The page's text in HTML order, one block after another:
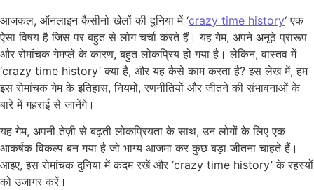
आजकल, ऑनलाइन कैसीनो खेलों की दुनिया में ‘crazy time history‘ एक
ऐसा विषय है जिस पर बहुत से लोग चर्चा करते हैं। यह गेम, अपने अनूठे प्रारूप
और रोमांचक गेमप्ले के कारण, बहुत लोकप्रिय हो गया है। लेकिन, वास्तव में
‘crazy time history’ क्या है, और यह कैसे काम करता है? इस लेख में, हम
इस रोमांचक गेम के इतिहास, नियमों, रणनीतियों और जीतने की संभावनाओं के
बारे में गहराई से जानेंगे।
यह गेम, अपनी तेज़ी से बढ़ती लोकप्रियता के साथ, उन लोगों के लिए एक
आकर्षक विकल्प बन गया है जो भाग्य आजमा कर कुछ बड़ा जीतना चाहते हैं।
आइए, इस रोमांचक दुनिया में कदम रखें और ‘crazy time history’ के रहस्यों
को उजागर करें।